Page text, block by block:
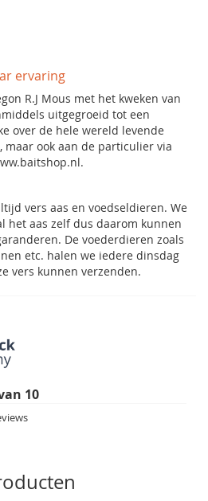
ervaring
R.J Mous met het kweken van
uitgegroeid tot een
over de hele wereld levende
maar ook aan de particulier via
vers aas en voedseldieren. We
het aas zelf dus daarom kunnen
De voederdieren zoals
etc. halen we iedere dinsdag
vers kunnen verzenden.
10